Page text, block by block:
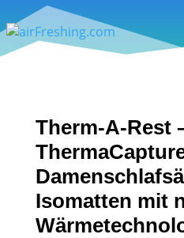
Therm-A-Rest
Isomatten mit